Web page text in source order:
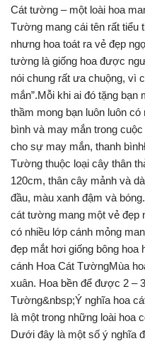
Cát tường – một loài hoa
Tường mang cái tên rất
nhưng hoa toát ra vẻ đẹp
tường là giống hoa được
nói chung rất ưa chuộng, vì
mắn”.Mỗi khi ai đó tặng
thầm mong bạn luôn luôn
bình và may mắn trong
cho sự may mắn, thanh
Tường thuộc loại cây thân
120cm, thân cây mảnh và
đầu, màu xanh đậm và
cát tường mang một vẻ đẹp
có nhiều lớp cánh mỏng
đẹp mắt hơi giống bông hoa
cánh Hoa Cát TườngMùa
xuân. Hoa bền để được 2 –
Tường&nbsp;Ý nghĩa hoa
là một trong những loài hoa
Dưới đây là một số ý nghĩa